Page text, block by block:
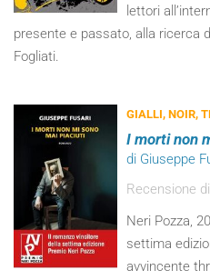
lettori
presente e passato, alla ricerca
Fogliati.
GIALLI, NOIR,
I morti non
di Giuseppe
Recensione
Neri Pozza,
settima
avvincente